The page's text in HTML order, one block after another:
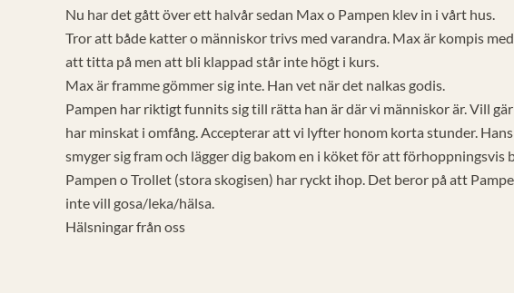
Nu har det gått över ett halvår sedan Max o Pampen klev in i vårt hus.
Tror att både katter o människor trivs med varandra. Max är kompis
att titta på men att bli klappad står inte högt i kurs.
Max är framme gömmer sig inte. Han vet när det nalkas godis.
Pampen har riktigt funnits sig till rätta han är där vi människor är. Vill
har minskat i omfång. Accepterar att vi lyfter honom korta stunder.
smyger sig fram och lägger dig bakom en i köket för att förhoppningsvis
Pampen o Trollet (stora skogisen) har ryckt ihop. Det beror på att
inte vill gosa/leka/hälsa.
Hälsningar från oss